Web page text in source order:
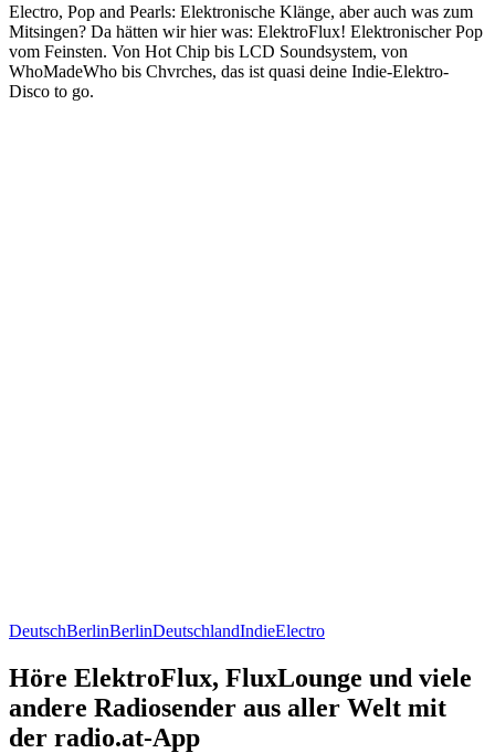
Electro, Pop and Pearls: Elektronische Klänge, aber auch was zum
Mitsingen? Da hätten wir hier was: ElektroFlux! Elektronischer Pop
vom Feinsten. Von Hot Chip bis LCD Soundsystem, von
WhoMadeWho bis Chvrches, das ist quasi deine Indie-Elektro-
Disco to go.
DeutschBerlinBerlinDeutschlandIndieElectro
Höre ElektroFlux, FluxLounge und viele
andere Radiosender aus aller Welt mit
der radio.at-App